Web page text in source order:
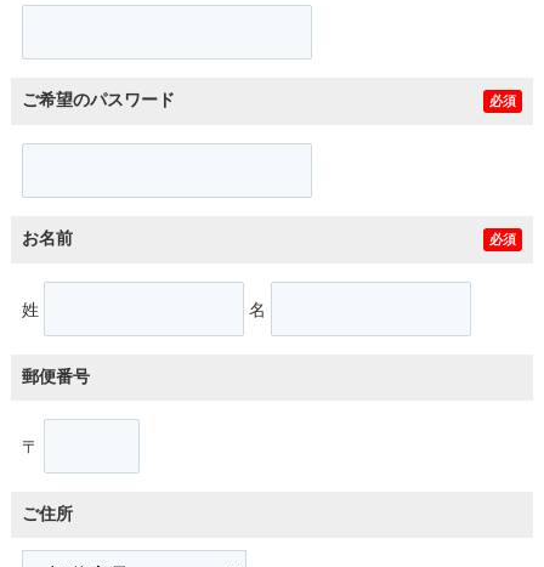
ご希望のパスワード 必須
お名前 必須
姓 名
郵便番号
〒
ご住所